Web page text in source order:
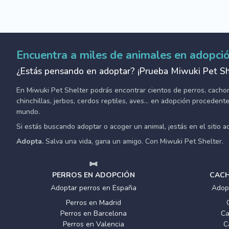
Encuentra a miles de animales en
¿Estás pensando en adoptar? ¡Prueba Miwuki Pet
En Miwuki Pet Shelter podrás encontrar cientos de perros,
chinchillas, jerbos, cerdos reptiles, aves... en adopción
mundo.
Si estás buscando adoptar o acoger un animal, ¡estás en el sitio
Adopta. Salva una vida, gana un amigo. Con Miwuki Pet Shelter.
PERROS EN ADOPCIÓN
Adoptar perros en España
Perros en Madrid
Perros en Barcelona
Perros en Valencia